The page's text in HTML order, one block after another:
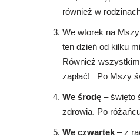
również w
We wtorek na
ten dzień od kilku
Również
zapłać! Po Mszy
We środę– święto
zdrowia. Po
We czwartek– z